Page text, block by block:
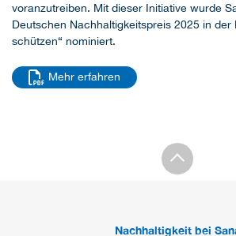
voranzutreiben. Mit dieser Initiative wurde
Deutschen Nachhaltigkeitspreis 2025 in der
schützen“ nominiert.
Mehr erfahren
Nachhaltigkeit bei